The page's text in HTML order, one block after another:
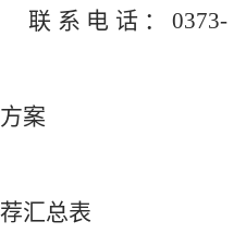
联系电话：0373-
案
汇总表